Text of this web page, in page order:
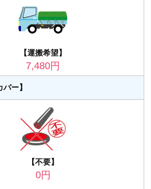
【運搬希望】
7,480円
バー】
【不要】
0円